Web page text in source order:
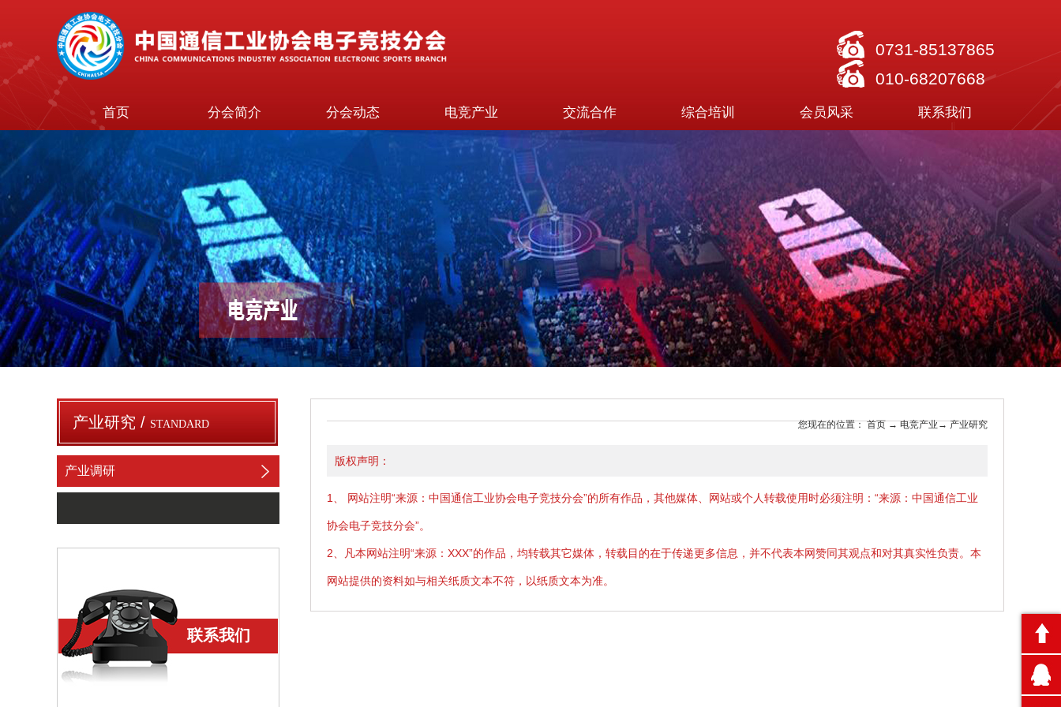
0731-85137865
010-68207668
首页 分会简介 分会动态 电竞产业 交流合作 综合培训 会员风采 联系我们
产业研究 / STANDARD
产业调研
联系我们
您现在的位置：首页→电竞产业→产业研究
版权声明：
1、 网站注明“来源：中国通信工业协会电子竞技分会”的所有作品，其他媒体、网站或个人转载使用时必须注明：“来源：中国通信工业
协会电子竞技分会”。
2、凡本网站注明“来源：XXX”的作品，均转载其它媒体，转载目的在于传递更多信息，并不代表本网赞同其观点和对其真实性负责。本
网站提供的资料如与相关纸质文本不符，以纸质文本为准。